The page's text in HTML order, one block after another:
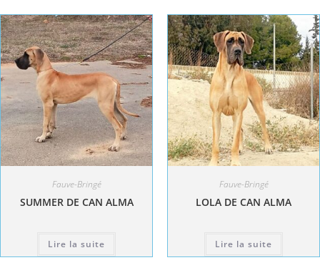
Fauve-Bringé
SUMMER DE CAN ALMA
Lire la suite
Fauve-Bringé
LOLA DE CAN ALMA
Lire la suite